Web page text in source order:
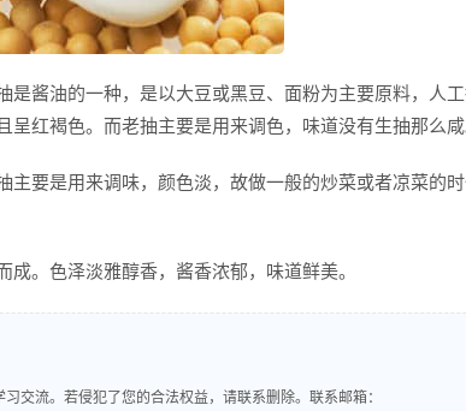
是酱油的一种，是以大豆或黑豆、面粉为主要原料，人
红褐色。而老抽主要是用来调色，味道没有生抽那么咸
主要是用来调味，颜色淡，故做一般的炒菜或者凉菜的
。色泽淡雅醇香，酱香浓郁，味道鲜美。
交流。若侵犯了您的合法权益，请联系删除。联系邮箱：